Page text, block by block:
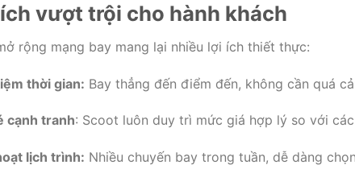
vượt trội cho hành khách
rộng mạng bay mang lại nhiều lợi ích thiết thực:
thời gian: Bay thẳng đến điểm đến, không cần quá
cạnh tranh: Scoot luôn duy trì mức giá hợp lý so với
lịch trình: Nhiều chuyến bay trong tuần, dễ dàng